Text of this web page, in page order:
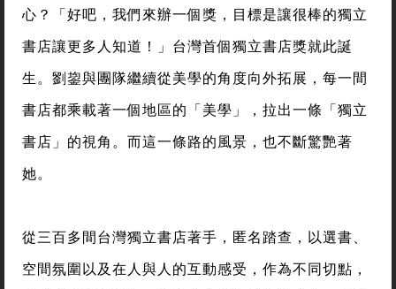
心？「好吧，我們來辦一個獎，目標是讓很棒的獨立
書店讓更多人知道！」台灣首個獨立書店獎就此誕
生。劉鋆與團隊繼續從美學的角度向外拓展，每一間
書店都乘載著一個地區的「美學」，拉出一條「獨立
書店」的視角。而這一條路的風景，也不斷驚艷著
她。
從三百多間台灣獨立書店著手，匿名踏查，以選書、
空間氛圍以及在人與人的互動感受，作為不同切點，